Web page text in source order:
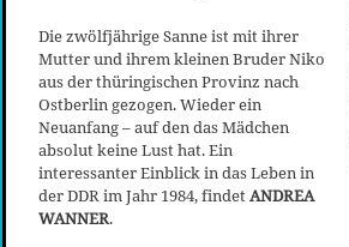
Die zwölfjährige Sanne ist mit ihrer
Mutter und ihrem kleinen Bruder Niko
aus der thüringischen Provinz nach
Ostberlin gezogen. Wieder ein
Neuanfang – auf den das Mädchen
absolut keine Lust hat. Ein
interessanter Einblick in das Leben in
der DDR im Jahr 1984, findetANDREA
WANNER.